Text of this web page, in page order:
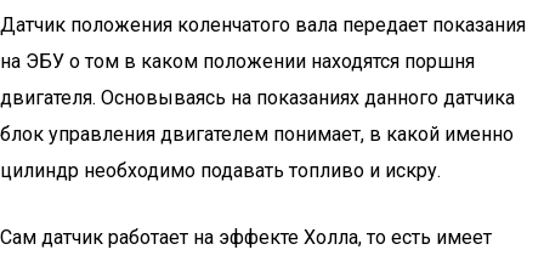
Датчик положения коленчатого вала передает показания
на ЭБУ о том в каком положении находятся поршня
двигателя. Основываясь на показаниях данного датчика
блок управления двигателем понимает, в какой именно
цилиндр необходимо подавать топливо и искру.
Сам датчик работает на эффекте Холла, то есть имеет